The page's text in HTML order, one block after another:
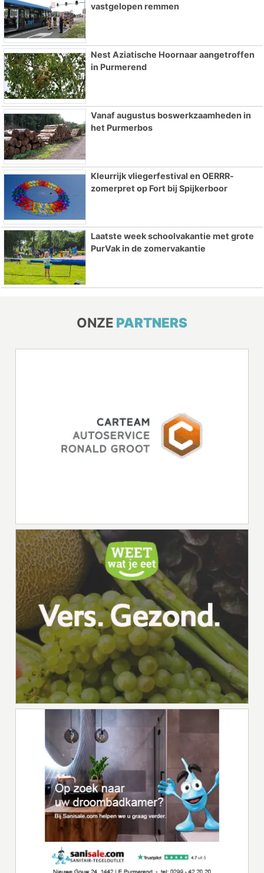
vastgelopen remmen
Nest Aziatische Hoornaar aangetroffen
in Purmerend
Vanaf augustus boswerkzaamheden in
het Purmerbos
Kleurrijk vliegerfestival en OERRR-
zomerpret op Fort bij Spijkerboor
Laatste week schoolvakantie met grote
PurVak in de zomervakantie
ONZE PARTNERS